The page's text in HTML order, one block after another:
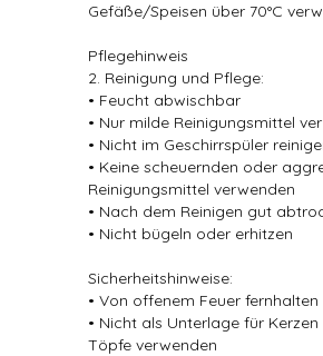
Gefäße/Speisen über 70°C
Pflegehinweis
2. Reinigung und Pflege:
• Feucht abwischbar
• Nur milde Reinigungsmittel
• Nicht im Geschirrspüler
• Keine scheuernden oder
Reinigungsmittel verwenden
• Nach dem Reinigen gut
• Nicht bügeln oder erhitzen
Sicherheitshinweise:
• Von offenem Feuer fernhalten
• Nicht als Unterlage für
Töpfe verwenden